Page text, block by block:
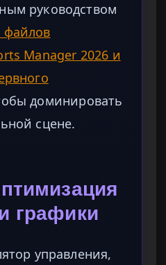
руководством
файлов
Manager 2026 и
доминировать
сцене.
графики
управления,